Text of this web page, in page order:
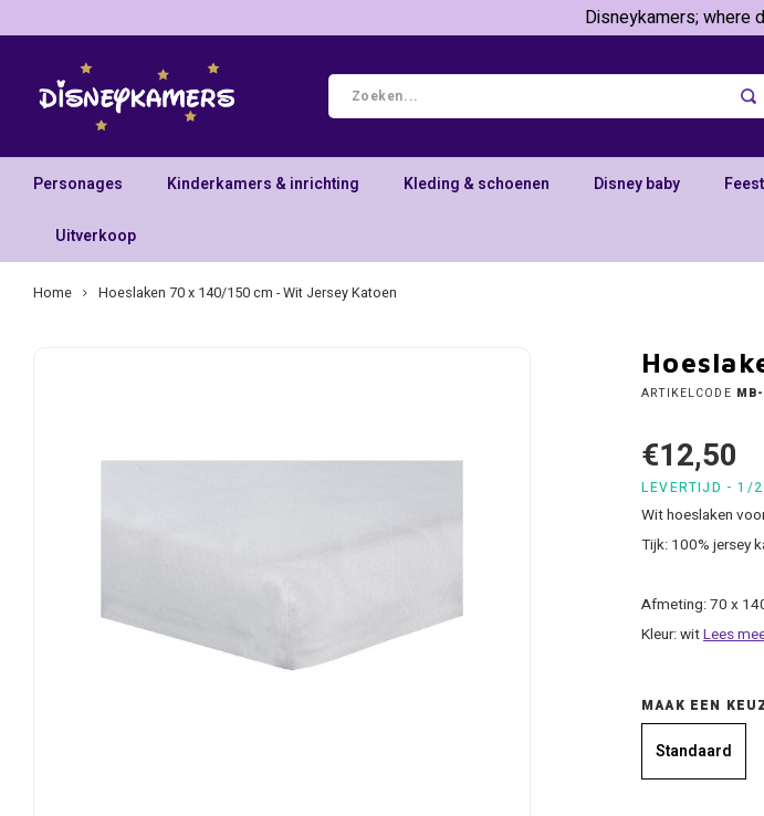
Disneykamers; where
Personages Kinderkamers & inrichting Kleding & schoenen Disney baby
Uitverkoop
Home Hoeslaken 70 x 140/150 cm - Wit Jersey Katoen
ARTIKELCODE
€12,50
LEVERTIJD - 1/2
Wit hoeslaken
Tijk: 100% jersey
Afmeting: 70 x
Kleur: witLees
MAAK EEN
Standaard